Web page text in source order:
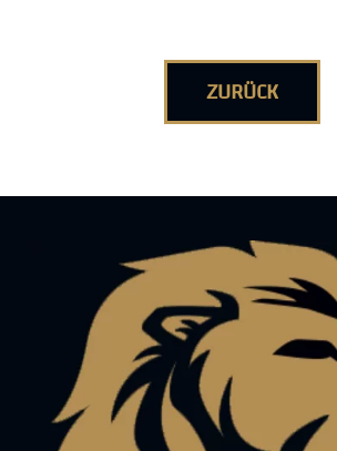
ZURÜCK